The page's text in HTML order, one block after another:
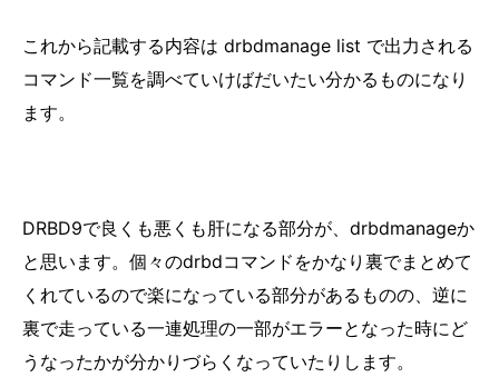
これから記載する内容は drbdmanage list で出力される
コマンド一覧を調べていけばだいたい分かるものになり
ます。
DRBD9で良くも悪くも肝になる部分が、drbdmanageか
と思います。個々のdrbdコマンドをかなり裏でまとめて
くれているので楽になっている部分があるものの、逆に
裏で走っている一連処理の一部がエラーとなった時にど
うなったかが分かりづらくなっていたりします。